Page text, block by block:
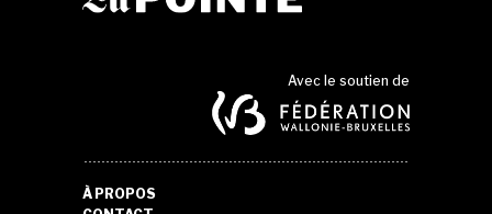
Avec le soutien de
À PROPOS